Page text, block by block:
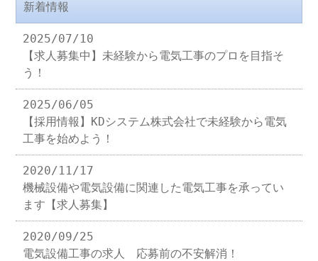
新着情報
2025/07/10
【求人募集中】未経験から電気工事のプロを目指そ
う！
2025/06/05
【採用情報】KDシステム株式会社で未経験から電気
工事を始めよう！
2020/11/17
機械設備や電気設備に関連した電気工事を承ってい
ます【求人募集】
2020/09/25
電気設備工事の求人 応募前の不安解消！